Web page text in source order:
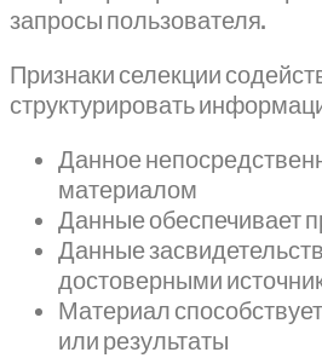
запросы пользователя.
Признаки селекции
структурировать
Данное
материалом
Данные обеспечивает
Данные
достоверными
Материал
или результаты